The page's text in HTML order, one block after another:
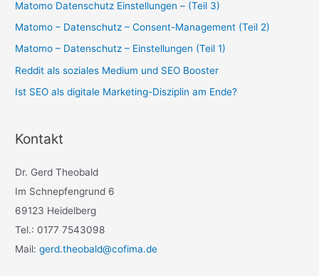
Matomo Datenschutz Einstellungen – (Teil 3)
Matomo – Datenschutz – Consent-Management (Teil 2)
Matomo – Datenschutz – Einstellungen (Teil 1)
Reddit als soziales Medium und SEO Booster
Ist SEO als digitale Marketing-Disziplin am Ende?
Kontakt
Dr. Gerd Theobald
Im Schnepfengrund 6
69123 Heidelberg
Tel.: 0177 7543098
Mail:gerd.theobald@cofima.de